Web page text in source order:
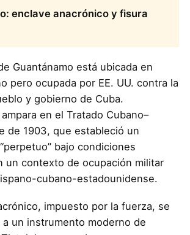
enclave anacrónico y fisura
Guantánamo está ubicada en
pero ocupada por EE. UU. contra la
y gobierno de Cuba.
en el Tratado Cubano–
de 1903, que estableció un
bajo condiciones
un contexto de ocupación militar
cubano-estadounidense.
impuesto por la fuerza, se
un instrumento moderno de